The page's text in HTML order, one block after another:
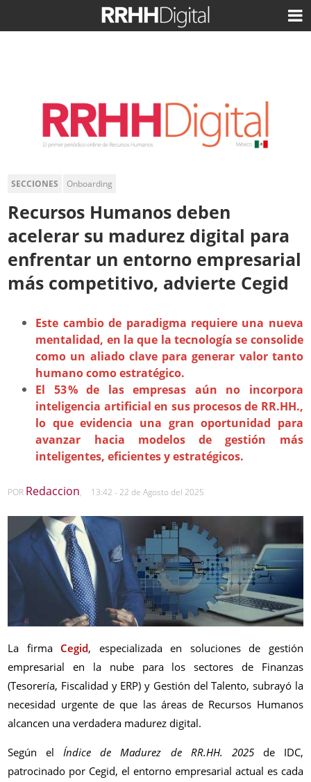
SECCIONES Onboarding
Recursos Humanos deben
acelerar su madurez digital para
enfrentar un entorno empresarial
más competitivo, advierte Cegid
Este cambio de paradigma requiere una nueva
mentalidad, en la que la tecnología se consolide
como un aliado clave para generar valor tanto
humano como estratégico.
El 53 % de las empresas aún no incorpora
inteligencia artificial en sus procesos de RR.HH.,
lo que evidencia una gran oportunidad para
avanzar hacia modelos de gestión más
inteligentes, eficientes y estratégicos.
POR Redaccion, 13:42 - 22 de Agosto del 2025
La firma Cegid, especializada en soluciones de gestión
empresarial en la nube para los sectores de Finanzas
(Tesorería, Fiscalidad y ERP) y Gestión del Talento, subrayó la
necesidad urgente de que las áreas de Recursos Humanos
alcancen una verdadera madurez digital.
Según elÍndice de Madurez de RR.HH. 2025 de IDC,
patrocinado por Cegid, el entorno empresarial actual es cada